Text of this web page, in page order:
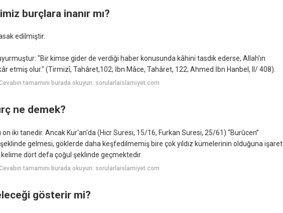
burçlara inanır mı?
edilmiştir.
"Bir kimse gider de verdiği haber konusunda kâhini tasdik ederse, Allah'ın
etmiş olur." (Tirmizî, Tahâret,102; İbn Mâce, Tahâret, 122; Ahmed İbn Hanbel, II/ 408).
tamamını burada okuyun: sorularlaislamiyet.com
ne demek?
on iki tanedir. Ancak Kur'an'da (Hicr Suresi, 15/16, Furkan Suresi, 25/61) “Burûcen”
gelmesi, göklerde daha keşfedilmemiş bire çok yıldız kümelerinin olduğuna işaret
dört defa çoğul şeklinde geçmektedir.
tamamını burada okuyun: sorularlaislamiyet.com
gösterir mi?